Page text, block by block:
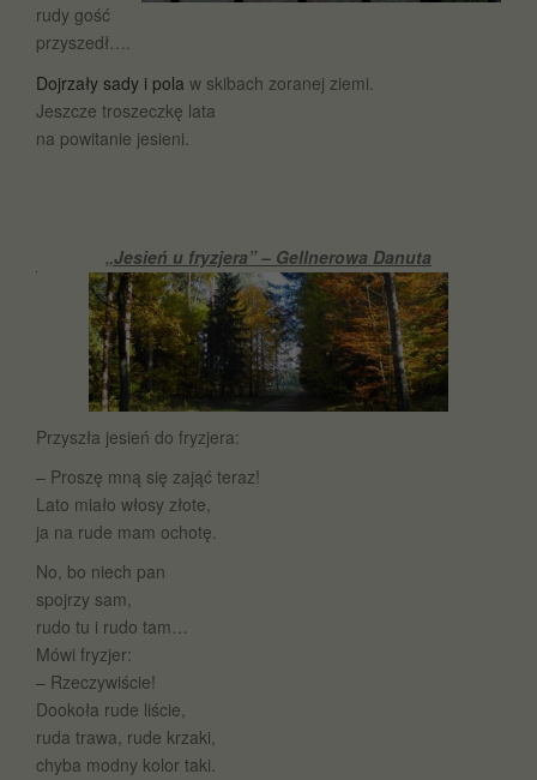
rudy gość
przyszedł….
Dojrzały sady i pola w skibach zoranej ziemi.
Jeszcze troszeczkę lata
na powitanie jesieni.
„Jesień u fryzjera” – Gellnerowa Danuta
Przyszła jesień do fryzjera:
– Proszę mną się zająć teraz!
Lato miało włosy złote,
ja na rude mam ochotę.
No, bo niech pan
spojrzy sam,
rudo tu i rudo tam…
Mówi fryzjer:
– Rzeczywiście!
Dookoła rude liście,
ruda trawa, rude krzaki,
chyba modny kolor taki.